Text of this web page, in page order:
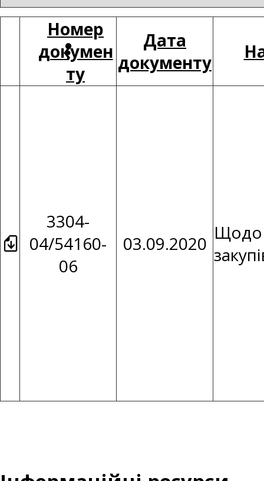
Номер
докумен
ту
Дата
документу
3304-
04/54160-
06
03.09.2020 Щодо